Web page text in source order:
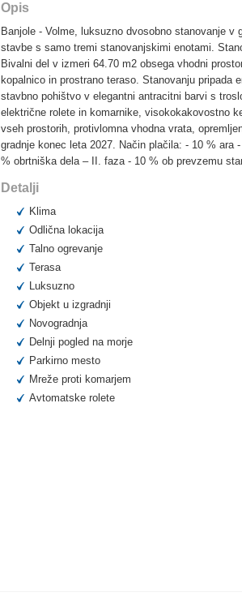
Opis
Banjole - Volme, luksuzno dvosobno stanovanje
stavbe s samo tremi stanovanjskimi enotami.
Bivalni del v izmeri 64.70 m2 obsega vhodni
kopalnico in prostrano teraso. Stanovanju pripada
stavbno pohištvo v elegantni antracitni barvi s
električne rolete in komarnike, visokokakovostno
vseh prostorih, protivlomna vhodna vrata,
gradnje konec leta 2027. Način plačila: - 10 %
% obrtniška dela – II. faza - 10 % ob prevzemu
Detalji
Klima
Odlična lokacija
Talno ogrevanje
Terasa
Luksuzno
Objekt u izgradnji
Novogradnja
Delnji pogled na morje
Parkirno mesto
Mreže proti komarjem
Avtomatske rolete